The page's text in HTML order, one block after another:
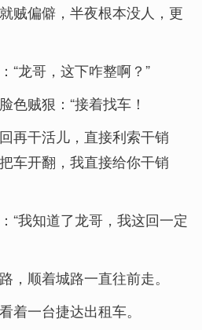
贼偏僻，半夜根本没人，更
“龙哥，这下咋整啊？”
色贼狠：“接着找车！
再干活儿，直接利索干销
车开翻，我直接给你干销
“我知道了龙哥，我这回一定
，顺着城路一直往前走。
着一台捷达出租车。